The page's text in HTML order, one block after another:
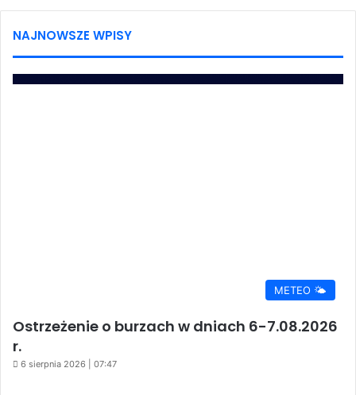
NAJNOWSZE WPISY
METEO 🌤️
Ostrzeżenie o burzach w dniach 6-7.08.2026
r.
6 sierpnia 2026 | 07:47